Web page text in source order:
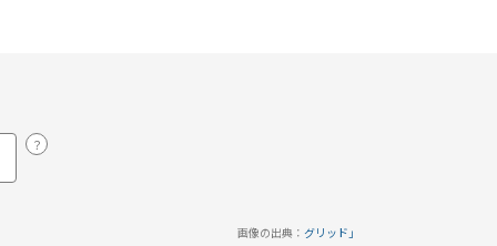
？
画像の出典： グリッド」